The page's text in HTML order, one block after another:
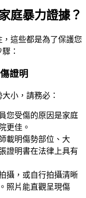
庭暴力證據？
這些都是為了保護您
：
證明
小，請務必：
您受傷的原因是家庭
更佳。
載明傷勢部位、大
證明書在法律上具有
攝，或自行拍攝清晰
照片能直觀呈現傷